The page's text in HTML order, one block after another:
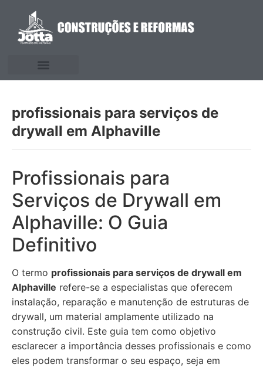
profissionais para serviços de
drywall em Alphaville
Profissionais para
Serviços de Drywall em
Alphaville: O Guia
Definitivo
O termo profissionais para serviços de drywall em
Alphaville refere-se a especialistas que oferecem
instalação, reparação e manutenção de estruturas de
drywall, um material amplamente utilizado na
construção civil. Este guia tem como objetivo
esclarecer a importância desses profissionais e como
eles podem transformar o seu espaço, seja em